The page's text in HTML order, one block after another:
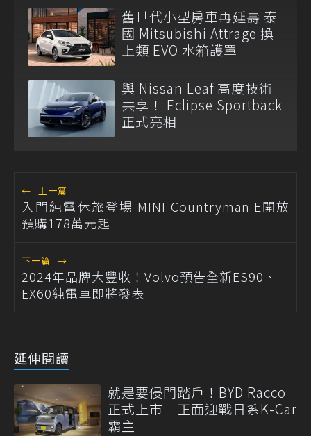
舊世代小型房車再延壽 泰
國 Mitsubishi Attrage 換
上類 EVO 水箱護罩
與 Nissan Leaf 高度技術
共享！ Eclipse Sportback
正式亮相
← 上一篇
入門純電休旅登場 MINI Countryman E開放
預購178萬元起
下一篇 →
2024年品牌大豐收！Volvo預告全新ES90、
EX60純電車即將發表
延伸閱讀
就是要侵門踏戶！BYD Racco
正式上市 正面迎戰日系K-Car
霸主